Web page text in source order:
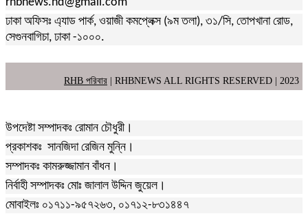
ঢাকা অফিসঃ এ্যাড পার্ক, ওয়াজী কমপ্লেক্স (৯ম তলা), ৩১/সি, তোপখানা রোড,
সেগুনবাগিচা, ঢাকা -১০০০.
RHB পরিবার | RHBNEWS ALL RIGHTS RESERVED | 2023
উপদেষ্টা সম্পাদকঃ রোমান চৌধুরী।
প্রকাশকঃ সানজিদা রেজিন মুন্নি।
সম্পাদকঃ কামরুজ্জামান বাঁধন।
নির্বাহী সম্পাদকঃ মোঃ জালাল উদ্দিন জুয়েল।
মোবাইলঃ ০১৭১১-৯৫৭২৬৩, ০১৭১২-৮৩১৪৪৭